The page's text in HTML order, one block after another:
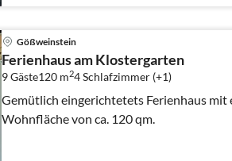
Gößweinstein
Ferienhaus am Klostergarten
9 Gäste120 m24Schlafzimmer (+1)
Gemütlich eingerichtetets Ferienhaus mit
Wohnfläche von ca. 120 qm.